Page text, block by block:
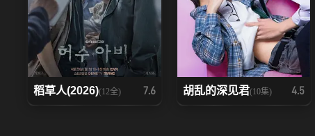
稻草人(2026)(12全) 7.6 胡乱的深见君(10集) 4.5